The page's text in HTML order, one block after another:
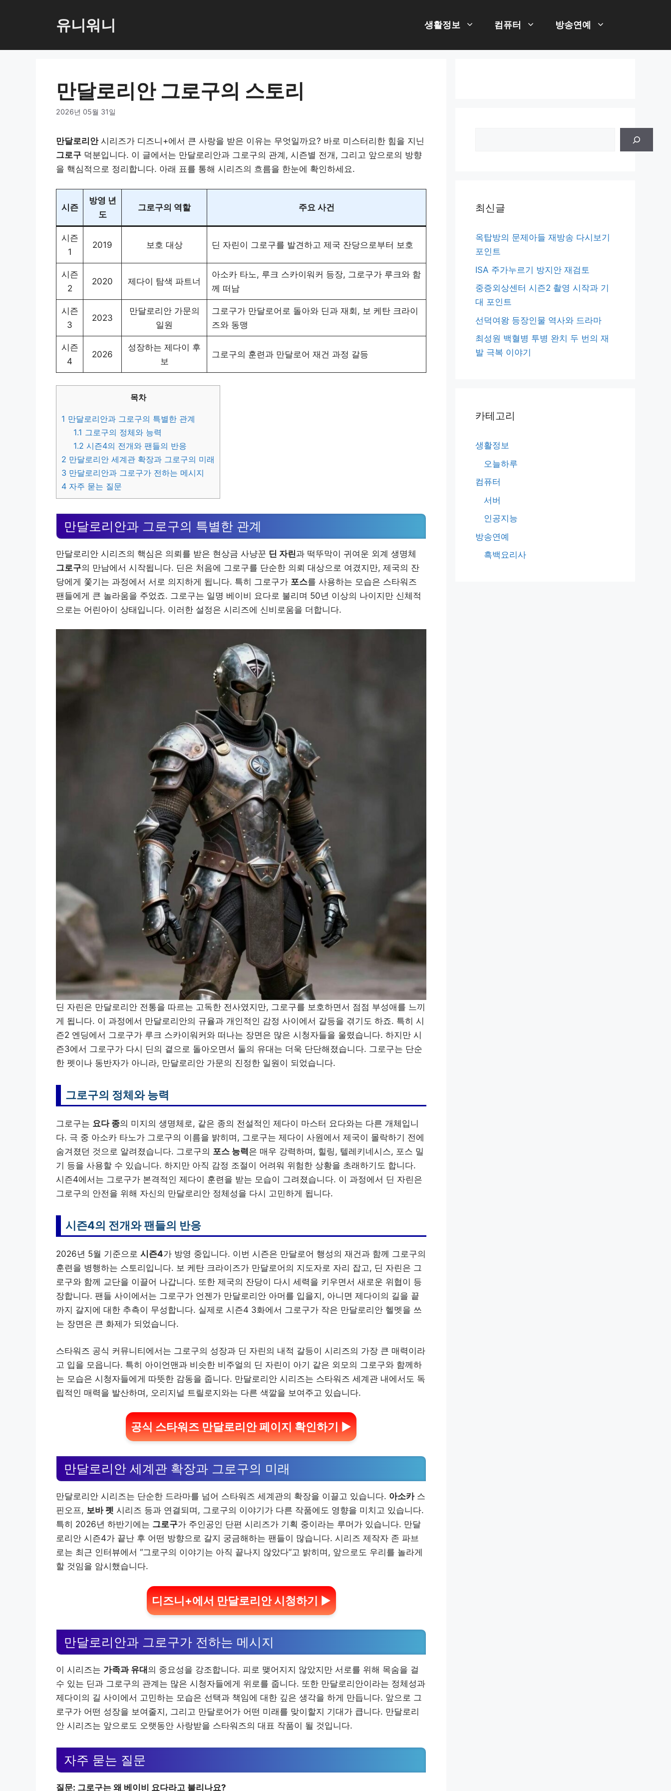
로
유니워니 생활정보 컴퓨터 방송연예
만달로리안 그로구의 스토리
2026년 05월 31일
만달로리안시리즈가 디즈니+에서 큰 사랑을 받은 이유는 무엇일까요? 바로 미스터리한 힘을 지닌
그로구 덕분입니다. 이 글에서는 만달로리안과 그로구의 관계, 시즌별 전개, 그리고 앞으로의 방향
을 핵심적으로 정리합니다. 아래 표를 통해 시리즈의 흐름을 한눈에 확인하세요.
시즌
방영 년
도
그로구의 역할 주요 사건
시즌
1
2019 보호 대상 딘 자린이 그로구를 발견하고 제국 잔당으로부터 보호
시즌
2
2020 제다이 탐색 파트너
아소카 타노, 루크 스카이워커 등장, 그로구가 루크와 함
께 떠남
시즌
3
2023
만달로리안 가문의
일원
그로구가 만달로어로 돌아와 딘과 재회, 보 케탄 크라이
즈와 동맹
시즌
4
2026
성장하는 제다이 후
보
그로구의 훈련과 만달로어 재건 과정 갈등
목차
1 만달로리안과 그로구의 특별한 관계
1.1 그로구의 정체와 능력
1.2 시즌4의 전개와 팬들의 반응
2 만달로리안 세계관 확장과 그로구의 미래
3 만달로리안과 그로구가 전하는 메시지
4 자주 묻는 질문
만달로리안과 그로구의 특별한 관계
만달로리안 시리즈의 핵심은 의뢰를 받은 현상금 사냥꾼 딘 자린과 떡뚜막이 귀여운 외계 생명체
그로구의 만남에서 시작됩니다. 딘은 처음에 그로구를 단순한 의뢰 대상으로 여겼지만, 제국의 잔
당에게 쫓기는 과정에서 서로 의지하게 됩니다. 특히 그로구가 포스를 사용하는 모습은 스타워즈
팬들에게 큰 놀라움을 주었죠. 그로구는 일명 베이비 요다로 불리며 50년 이상의 나이지만 신체적
으로는 어린아이 상태입니다. 이러한 설정은 시리즈에 신비로움을 더합니다.
딘 자린은 만달로리안 전통을 따르는 고독한 전사였지만, 그로구를 보호하면서 점점 부성애를 느끼
게 됩니다. 이 과정에서 만달로리안의 규율과 개인적인 감정 사이에서 갈등을 겪기도 하죠. 특히 시
즌2 엔딩에서 그로구가 루크 스카이워커와 떠나는 장면은 많은 시청자들을 울렸습니다. 하지만 시
즌3에서 그로구가 다시 딘의 곁으로 돌아오면서 둘의 유대는 더욱 단단해졌습니다. 그로구는 단순
한 펫이나 동반자가 아니라, 만달로리안 가문의 진정한 일원이 되었습니다.
그로구의 정체와 능력
그로구는 요다 종의 미지의 생명체로, 같은 종의 전설적인 제다이 마스터 요다와는 다른 개체입니
다. 극 중 아소카 타노가 그로구의 이름을 밝히며, 그로구는 제다이 사원에서 제국이 몰락하기 전에
숨겨졌던 것으로 알려졌습니다. 그로구의 포스 능력은 매우 강력하며, 힐링, 텔레키네시스, 포스 밀
기 등을 사용할 수 있습니다. 하지만 아직 감정 조절이 어려워 위험한 상황을 초래하기도 합니다.
시즌4에서는 그로구가 본격적인 제다이 훈련을 받는 모습이 그려졌습니다. 이 과정에서 딘 자린은
그로구의 안전을 위해 자신의 만달로리안 정체성을 다시 고민하게 됩니다.
시즌4의 전개와 팬들의 반응
2026년 5월 기준으로 시즌4가 방영 중입니다. 이번 시즌은 만달로어 행성의 재건과 함께 그로구의
훈련을 병행하는 스토리입니다. 보 케탄 크라이즈가 만달로어의 지도자로 자리 잡고, 딘 자린은 그
로구와 함께 교단을 이끌어 나갑니다. 또한 제국의 잔당이 다시 세력을 키우면서 새로운 위협이 등
장합니다. 팬들 사이에서는 그로구가 언젠가 만달로리안 아머를 입을지, 아니면 제다이의 길을 끝
까지 갈지에 대한 추측이 무성합니다. 실제로 시즌4 3화에서 그로구가 작은 만달로리안 헬멧을 쓰
는 장면은 큰 화제가 되었습니다.
스타워즈 공식 커뮤니티에서는 그로구의 성장과 딘 자린의 내적 갈등이 시리즈의 가장 큰 매력이라
고 입을 모읍니다. 특히 아이언맨과 비슷한 비주얼의 딘 자린이 아기 같은 외모의 그로구와 함께하
는 모습은 시청자들에게 따뜻한 감동을 줍니다. 만달로리안 시리즈는 스타워즈 세계관 내에서도 독
립적인 매력을 발산하며, 오리지널 트릴로지와는 다른 색깔을 보여주고 있습니다.
공식 스타워즈 만달로리안 페이지 확인하기 ▶
만달로리안 세계관 확장과 그로구의 미래
만달로리안 시리즈는 단순한 드라마를 넘어 스타워즈 세계관의 확장을 이끌고 있습니다. 아소카스
핀오프, 보바 펫 시리즈 등과 연결되며, 그로구의 이야기가 다른 작품에도 영향을 미치고 있습니다.
특히 2026년 하반기에는 그로구가 주인공인 단편 시리즈가 기획 중이라는 루머가 있습니다. 만달
로리안 시즌4가 끝난 후 어떤 방향으로 갈지 궁금해하는 팬들이 많습니다. 시리즈 제작자 존 파브
로는 최근 인터뷰에서 “그로구의 이야기는 아직 끝나지 않았다”고 밝히며, 앞으로도 우리를 놀라게
할 것임을 암시했습니다.
디즈니+에서 만달로리안 시청하기 ▶
만달로리안과 그로구가 전하는 메시지
이 시리즈는 가족과 유대 의 중요성을 강조합니다. 피로 맺어지지 않았지만 서로를 위해 목숨을 걸
수 있는 딘과 그로구의 관계는 많은 시청자들에게 위로를 줍니다. 또한 만달로리안이라는 정체성과
제다이의 길 사이에서 고민하는 모습은 선택과 책임에 대한 깊은 생각을 하게 만듭니다. 앞으로 그
로구가 어떤 성장을 보여줄지, 그리고 만달로어가 어떤 미래를 맞이할지 기대가 큽니다. 만달로리
안 시리즈는 앞으로도 오랫동안 사랑받을 스타워즈의 대표 작품이 될 것입니다.
자주 묻는 질문
질문: 그로구는 왜 베이비 요다라고 불리나요?
최신글
옥탑방의 문제아들 재방송 다시보기
포인트
ISA 주가누르기 방지안 재검토
중증외상센터 시즌2 촬영 시작과 기
대 포인트
선덕여왕 등장인물 역사와 드라마
최성원 백혈병 투병 완치 두 번의 재
발 극복 이야기
카테고리
생활정보
오늘하루
컴퓨터
서버
인공지능
방송연예
흑백요리사